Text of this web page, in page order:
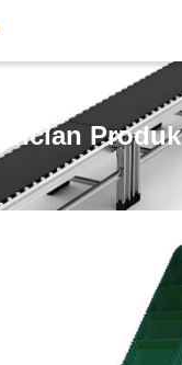
Rincian Produk